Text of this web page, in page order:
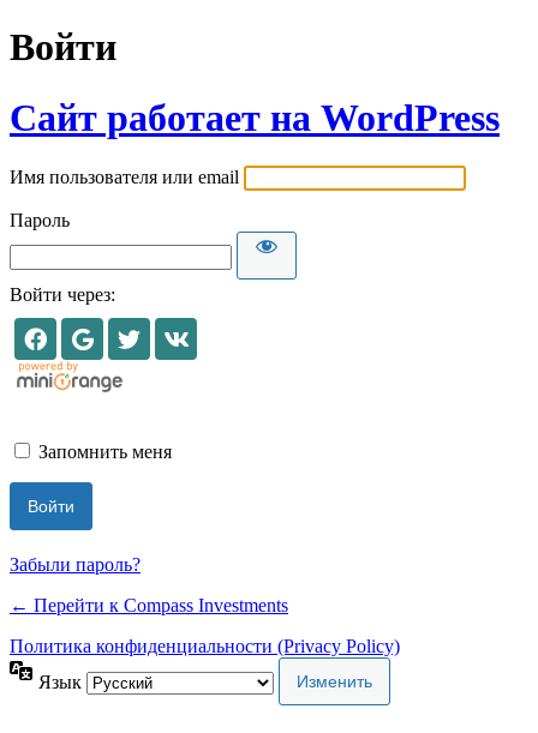
Войти
Сайт работает на WordPress
Имя пользователя или email
Пароль
Войти через:
Запомнить меня
Забыли пароль?
← Перейти к Compass Investments
Политика конфиденциальности (Privacy Policy)
Язык